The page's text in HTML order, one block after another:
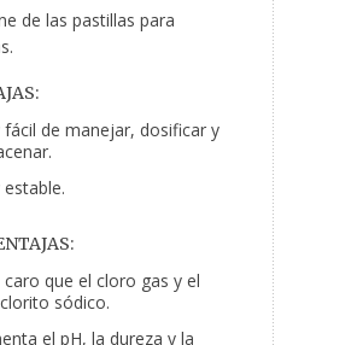
de las pastillas para
fácil de manejar, dosificar y
estable.
caro que el cloro gas y el
sódico.
el pH, la dureza y la